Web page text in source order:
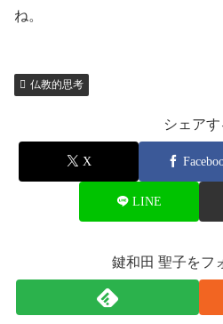
ね。
仏教的思考
シェアす
X
LINE
鍵和田 聖子をフ